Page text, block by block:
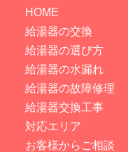
HOME
給湯器の交換
給湯器の選び方
給湯器の水漏れ
給湯器の故障修理
給湯器交換工事
対応エリア
お客様からご相談